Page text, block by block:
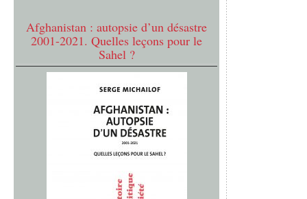
Afghanistan : autopsie d’un désastre
2001-2021. Quelles leçons pour le
Sahel ?